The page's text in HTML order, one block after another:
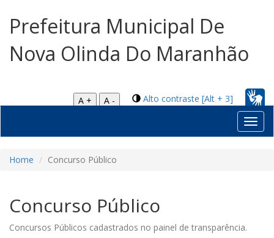
Prefeitura Municipal De
Nova Olinda Do Maranhão
Alto contraste [Alt + 3]
A +
A -
Home Concurso Público
Concurso Público
Concursos Públicos cadastrados no painel de transparência.